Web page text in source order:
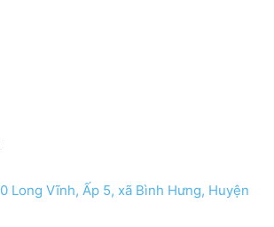
Long Vĩnh, Ấp 5, xã Bình Hưng, Huyện